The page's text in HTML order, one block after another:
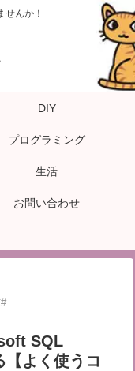
せんか！
DIY
プログラミング
生活
お問い合わせ
SQL
よく使うコ